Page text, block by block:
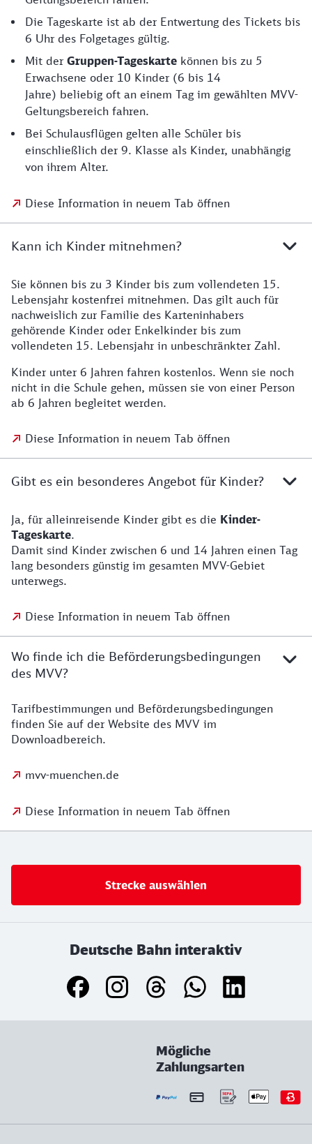
Die Tageskarte ist ab der Entwertung des Tickets bis
6 Uhr des Folgetages gültig.
Mit der Gruppen-Tageskarte können bis zu 5
Erwachsene oder 10 Kinder (6 bis 14
Jahre) beliebig oft an einem Tag im gewählten MVV-
Geltungsbereich fahren.
Bei Schulausflügen gelten alle Schüler bis
einschließlich der 9. Klasse als Kinder, unabhängig
von ihrem Alter.
Diese Information in neuem Tab öffnen
Kann ich Kinder mitnehmen?
Sie können bis zu 3 Kinder bis zum vollendeten 15.
Lebensjahr kostenfrei mitnehmen. Das gilt auch für
nachweislich zur Familie des Karteninhabers
gehörende Kinder oder Enkelkinder bis zum
vollendeten 15. Lebensjahr in unbeschränkter Zahl.
Kinder unter 6 Jahren fahren kostenlos. Wenn sie noch
nicht in die Schule gehen, müssen sie von einer Person
ab 6 Jahren begleitet werden.
Diese Information in neuem Tab öffnen
Gibt es ein besonderes Angebot für Kinder?
Ja, für alleinreisende Kinder gibt es die Kinder-
Tageskarte.
Damit sind Kinder zwischen 6 und 14 Jahren einen Tag
lang besonders günstig im gesamten MVV-Gebiet
unterwegs.
Diese Information in neuem Tab öffnen
Wo finde ich die Beförderungsbedingungen
des MVV?
Tarifbestimmungen und Beförderungsbedingungen
finden Sie auf der Website des MVV im
Downloadbereich.
mvv-muenchen.de
Diese Information in neuem Tab öffnen
Strecke auswählen
Deutsche Bahn interaktiv
Mögliche
Zahlungsarten